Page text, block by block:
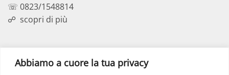
Abbiamo a cuore la tua privacy
☏ 0823/1548814
☍ scopri di più